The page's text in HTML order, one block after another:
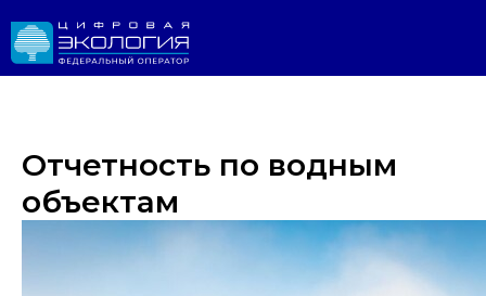
Отчетность по водным
объектам